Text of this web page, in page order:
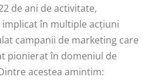
de ani de activitate,
implicat în multiple acțiuni
campanii de marketing care
pionierat în domeniul de
acestea amintim: